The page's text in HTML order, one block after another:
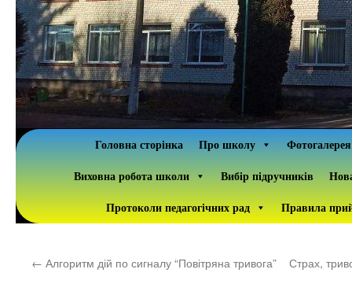
Головна сторінка Про школу
Фотогалерея
Виховна робота школи
Вибір підручників
Протоколи педагогічних рад
Правила
← Алгоритм дій по сигналу “Повітряна тривога” Страх,